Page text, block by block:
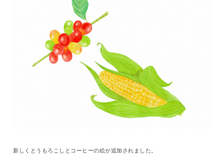
新しくとうもろこしとコーヒーの絵が追加されました。